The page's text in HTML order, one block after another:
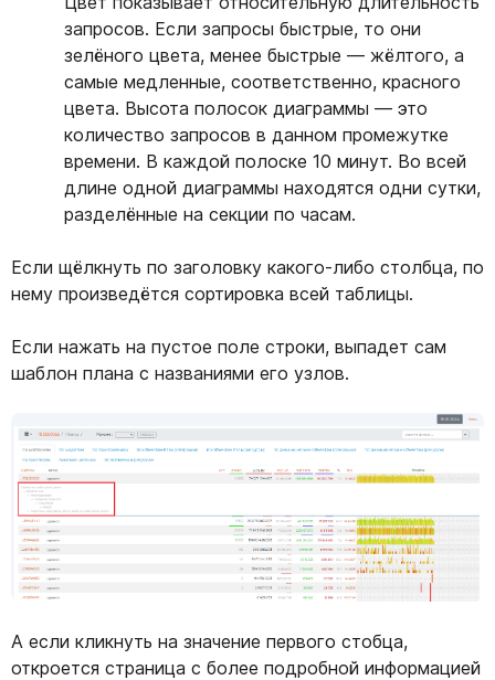
запросов. Если запросы быстрые, то они
зелёного цвета, менее быстрые — жёлтого, а
самые медленные, соответственно, красного
цвета. Высота полосок диаграммы — это
количество запросов в данном промежутке
времени. В каждой полоске 10 минут. Во всей
длине одной диаграммы находятся одни сутки,
разделённые на секции по часам.
Если щёлкнуть по заголовку какого-либо столбца, по
нему произведётся сортировка всей таблицы.
Если нажать на пустое поле строки, выпадет сам
шаблон плана с названиями его узлов.
А если кликнуть на значение первого стобца,
откроется страница с более подробной информацией